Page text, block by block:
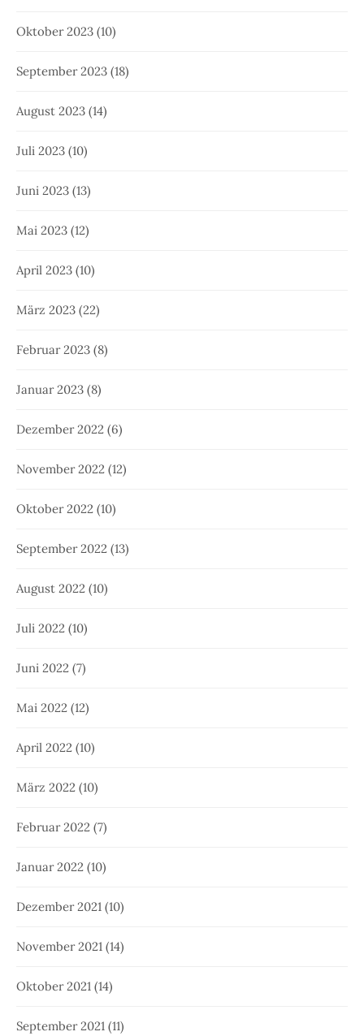
Oktober 2023 (10)
September 2023 (18)
August 2023 (14)
Juli 2023 (10)
Juni 2023 (13)
Mai 2023 (12)
April 2023 (10)
März 2023 (22)
Februar 2023 (8)
Januar 2023 (8)
Dezember 2022 (6)
November 2022 (12)
Oktober 2022 (10)
September 2022 (13)
August 2022 (10)
Juli 2022 (10)
Juni 2022 (7)
Mai 2022 (12)
April 2022 (10)
März 2022 (10)
Februar 2022 (7)
Januar 2022 (10)
Dezember 2021 (10)
November 2021 (14)
Oktober 2021 (14)
September 2021 (11)